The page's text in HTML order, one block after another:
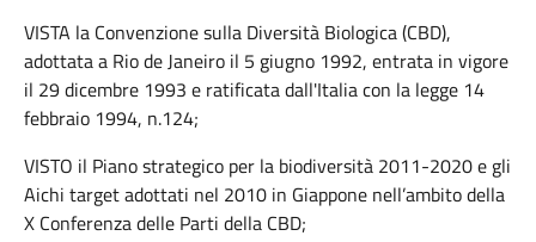
VISTA la Convenzione sulla Diversità Biologica (CBD),
adottata a Rio de Janeiro il 5 giugno 1992, entrata in vigore
il 29 dicembre 1993 e ratificata dall'Italia con la legge 14
febbraio 1994, n.124;
VISTO il Piano strategico per la biodiversità 2011-2020 e gli
Aichi target adottati nel 2010 in Giappone nell’ambito della
X Conferenza delle Parti della CBD;